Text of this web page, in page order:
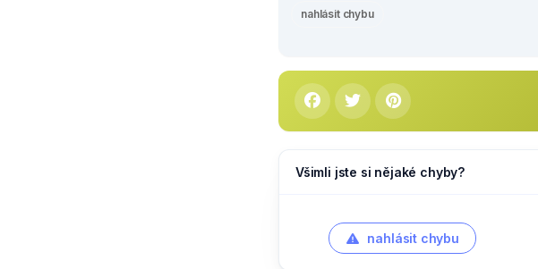
nahlásit chybu
Všimli jste si nějaké chyby?
nahlásit chybu